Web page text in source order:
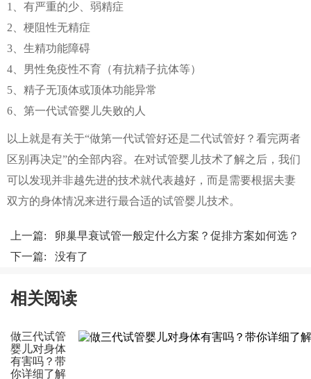
1、有严重的少、弱精症
2、梗阻性无精症
3、生精功能障碍
4、男性免疫性不育（有抗精子抗体等）
5、精子无顶体或顶体功能异常
6、第一代试管婴儿失败的人
以上就是有关于“做第一代试管好还是二代试管好？看完两者
区别再决定”的全部内容。在对试管婴儿技术了解之后，我们
可以发现并非越先进的技术就代表越好，而是需要根据夫妻
双方的身体情况来进行最合适的试管婴儿技术。
上一篇: 卵巢早衰试管一般定什么方案？促排方案如何选？
下一篇: 没有了
相关阅读
做三代试管
婴儿对身体
有害吗？带
你详细了解